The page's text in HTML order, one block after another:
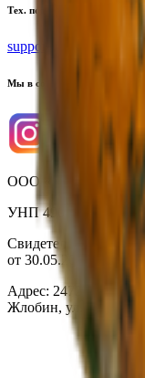
Тех. поддержка
support@yoda.by
Мы в соцсетях
ООО «Торговая сеть
УНП 490314725
Свидетельство о
от 30.05.2003г
Адрес: 247210,
Жлобин, ул. Козлова